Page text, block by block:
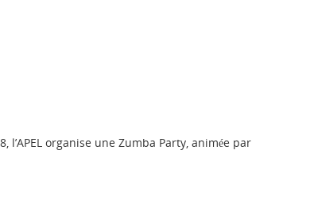
l’APEL organise une Zumba Party, animée par